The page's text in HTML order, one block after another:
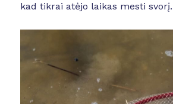
kad tikrai atėjo laikas mesti